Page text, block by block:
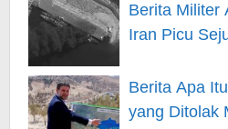
Berita Militer
Iran Picu
Berita Apa
yang Ditolak